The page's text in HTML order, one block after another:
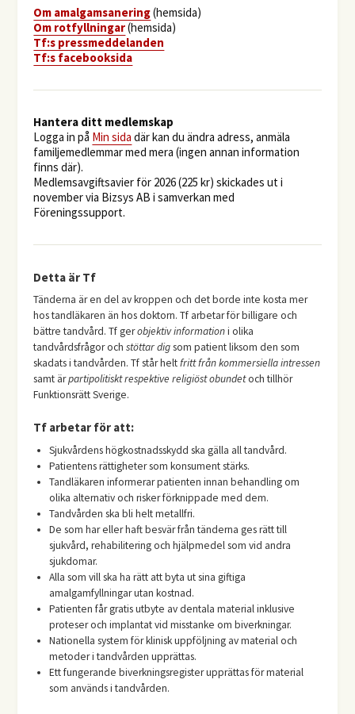
Om amalgamsanering(hemsida)
Om rotfyllningar(hemsida)
​Tf:s pressmeddelanden
Tf:s facebooksida
Hantera ditt medlemskap
Logga in på Min sida där kan du ändra adress, anmäla
familjemedlemmar med mera (ingen annan information
finns där).
Medlemsavgiftsavier för 2026 (225 kr) skickades ut i
november via Bizsys AB i samverkan med
Föreningssupport.
Detta är Tf
Tänderna är en del av kroppen och det borde inte kosta mer
hos tandläkaren än hos doktorn. Tf arbetar för billigare och
bättre tandvård. Tf gerobjektiv informationi olika
tandvårdsfrågor ochstöttar digsom patient liksom den som
skadats i tandvården. Tf står heltfritt från kommersiella intressen
samt ärpartipolitiskt respektive religiöst obundetoch tillhör
Funktionsrätt Sverige.
Tf arbetar för att:
Sjukvårdens högkostnadsskydd ska gälla all tandvård.
Patientens rättigheter som konsument stärks.
Tandläkaren informerar patienten innan behandling om
olika alternativ och risker förknippade med dem.
Tandvården ska bli helt metallfri.
De som har eller haft besvär från tänderna ges rätt till
sjukvård, rehabilitering och hjälpmedel som vid andra
sjukdomar.
Alla som vill ska ha rätt att byta ut sina giftiga
amalgamfyllningar utan kostnad.
Patienten får gratis utbyte av dentala material inklusive
proteser och implantat vid misstanke om biverkningar.
Nationella system för klinisk uppföljning av material och
metoder i tandvården upprättas.
Ett fungerande biverkningsregister upprättas för material
som används i tandvården.